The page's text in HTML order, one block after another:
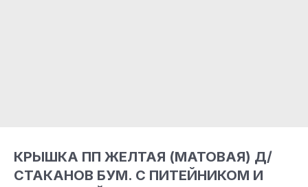
КРЫШКА ПП ЖЕЛТАЯ (МАТОВАЯ) Д/
СТАКАНОВ БУМ. С ПИТЕЙНИКОМ И